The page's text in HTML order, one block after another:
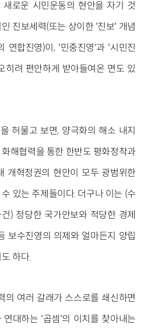
새로운 시민운동의 현안을 자기 것
진보세력(또는 상이한 '진보' 개념
연합진영)이, '민중진영'과 '시민진
히려 편안하게 받아들여온 면도 있
허물고 보면, 양극화의 해소 내지
해협력을 통한 한반도 평화정착과
개혁정권의 현안이 모두 광범위한
있는 주제들이다. 더구나 이는 (수
) 정당한 국가안보와 적당한 경제
보수진영의 의제와 얼마든지 양립
하다.
의 여러 갈래가 스스로를 쇄신하면
연대하는 '곱셈'의 이치를 찾아내는